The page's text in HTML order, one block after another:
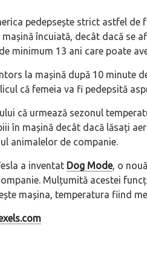
pedepsește strict astfel de
încuiată, decât dacă se
minimum 13 ani care poate
la mașină după 10 minute
că femeia va fi pedepsită
că urmează sezonul
în mașină decât dacă lăsați
animalelor de companie.
a inventat Dog Mode, o
Mulțumită acestei
mașina, temperatura fiind